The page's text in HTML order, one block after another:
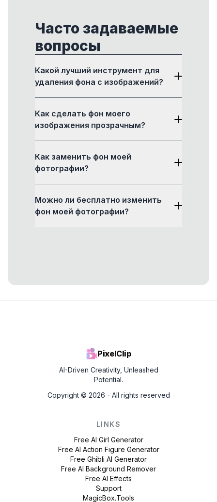
Часто задаваемые
вопросы
Какой лучший инструмент для
удаления фона с изображений?
Как сделать фон моего
изображения прозрачным?
Как заменить фон моей
фотографии?
Можно ли бесплатно изменить
фон моей фотографии?
PixelClip
AI-Driven Creativity, Unleashed
Potential.
Copyright © 2026 - All rights reserved
LINKS
Free AI Girl Generator
Free AI Action Figure Generator
Free Ghibli AI Generator
Free AI Background Remover
Free AI Effects
Support
MagicBox.Tools